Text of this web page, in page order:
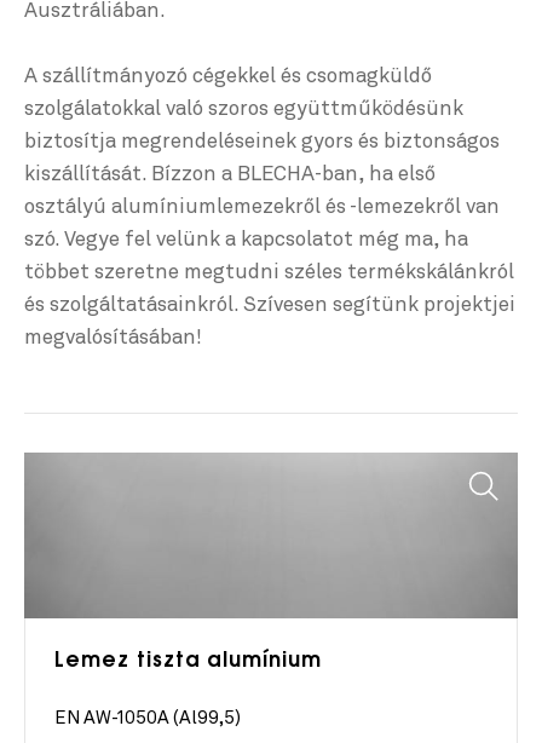
Ausztráliában.
A szállítmányozó cégekkel és csomagküldő
szolgálatokkal való szoros együttműködésünk
biztosítja megrendeléseinek gyors és biztonságos
kiszállítását. Bízzon a BLECHA-ban, ha első
osztályú alumíniumlemezekről és -lemezekről van
szó. Vegye fel velünk a kapcsolatot még ma, ha
többet szeretne megtudni széles termékskálánkról
és szolgáltatásainkról. Szívesen segítünk projektjei
megvalósításában!
Lemez tiszta alumínium
EN AW-1050A (Al99,5)